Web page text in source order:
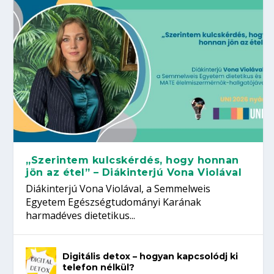
„Szerintem kulcskérdés, hogy honnan
jön az étel” – Diákinterjú Vona Violával
Diákinterjú Vona Violával, a Semmelweis
Egyetem Egészségtudományi Karának
harmadéves dietetikus...
Digitális detox – hogyan kapcsolódj ki
telefon nélkül?